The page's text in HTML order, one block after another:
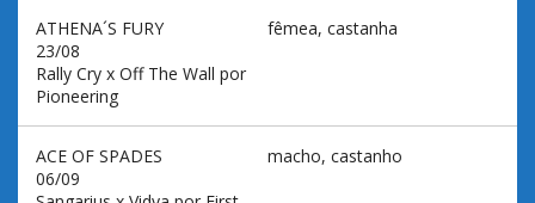
ATHENA´S FURY
fêmea, castanha
23/08
Rally Cry x Off The Wall por
Pioneering
ACE OF SPADES
macho, castanho
06/09